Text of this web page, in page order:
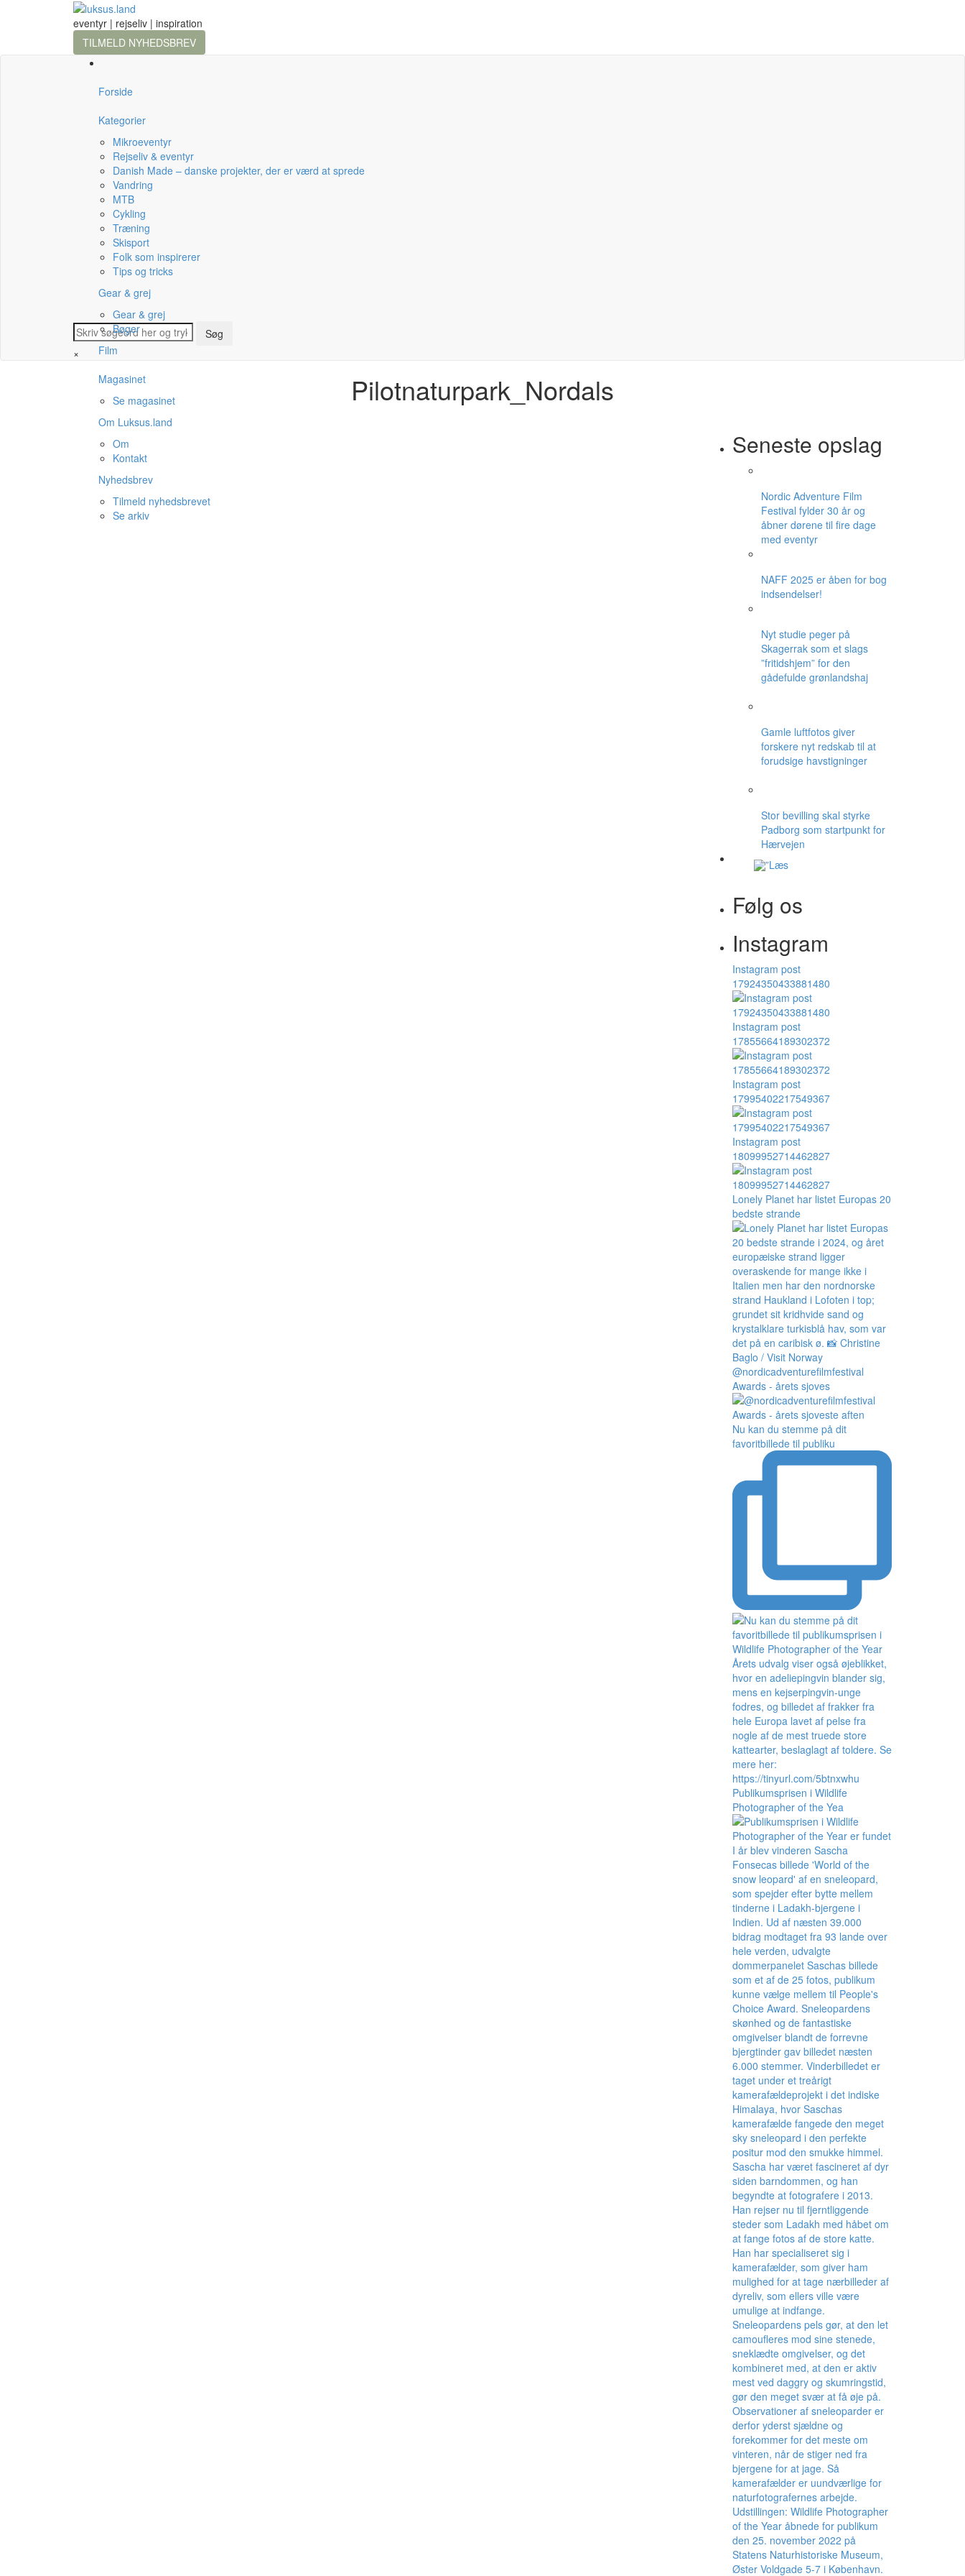
eventyr | rejseliv | inspiration
TILMELD NYHEDSBREV
Forside
Kategorier
Mikroeventyr
Rejseliv & eventyr
Danish Made – danske projekter, der er værd at sprede
Vandring
MTB
Cykling
Træning
Skisport
Folk som inspirerer
Tips og tricks
Gear & grej
Gear & grej
Bøger
Film
Magasinet
Se magasinet
Om Luksus.land
Om
Kontakt
Nyhedsbrev
Tilmeld nyhedsbrevet
Se arkiv
×
Pilotnaturpark_Nordals
Seneste opslag
Nordic Adventure Film
Festival fylder 30 år og
åbner dørene til fire dage
med eventyr
NAFF 2025 er åben for bog
indsendelser!
Nyt studie peger på
Skagerrak som et slags
”fritidshjem” for den
gådefulde grønlandshaj
Gamle luftfotos giver
forskere nyt redskab til at
forudsige havstigninger
Stor bevilling skal styrke
Padborg som startpunkt for
Hærvejen
Følg os
Instagram
Instagram post
17924350433881480
Instagram post
17855664189302372
Instagram post
17995402217549367
Instagram post
18099952714462827
Lonely Planet har listet Europas 20
bedste strande
@nordicadventurefilmfestival
Awards - årets sjoves
Nu kan du stemme på dit
favoritbillede til publiku
Publikumsprisen i Wildlife
Photographer of the Yea